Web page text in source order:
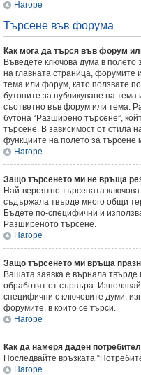
Нагоре
Търсене във форума
Как мога да търся във форум
Въведете ключова дума в полето
на главната страница,
тема или форум, като ползвате
бутоните за публикуване на
съответно във форум или тема.
бутона “Разширено търсене”,
търсене. В зависимост от стила
функциите на полето за търсене
Нагоре
Защо търсенето ми не връща
Най-вероятно търсената
съдържала твърде много общи
Бъдете по-специфични и
Разширеното търсене.
Нагоре
Защо търсенето ми връща
Вашата заявка е върнала твърде
обработят от сървъра.
специфични с ключовите думи,
форумите, в които се търси.
Нагоре
Как да намеря даден
Последвайте връзката
Нагоре